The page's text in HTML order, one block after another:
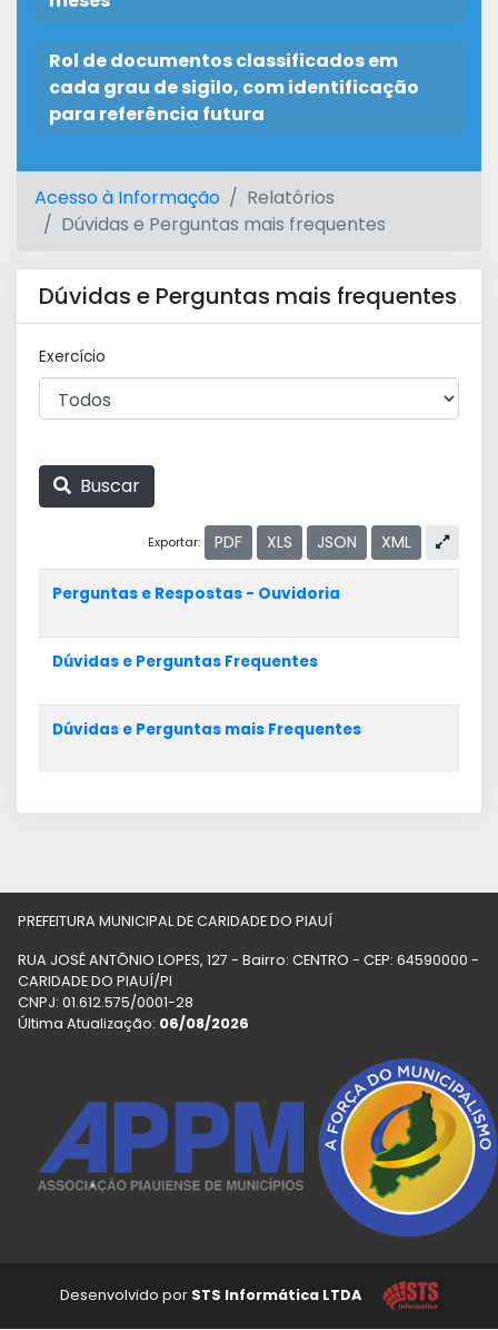
Rol de documentos classificados em
cada grau de sigilo, com identificação
para referência futura
Acesso à Informação
Relatórios
Dúvidas e Perguntas mais frequentes
Dúvidas e Perguntas mais frequentes
Exercício
Buscar
Exportar: PDF XLS JSON XML
Perguntas e Respostas - Ouvidoria
Dúvidas e Perguntas Frequentes
Dúvidas e Perguntas mais Frequentes
PREFEITURA MUNICIPAL DE CARIDADE DO PIAUÍ
RUA JOSÉ ANTÔNIO LOPES, 127 - Bairro: CENTRO - CEP: 64590000 -
CARIDADE DO PIAUÍ/PI
CNPJ: 01.612.575/0001-28
Última Atualização: 06/08/2026
Desenvolvido por STS Informática LTDA